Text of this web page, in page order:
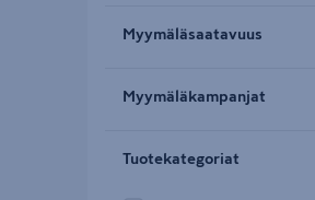
Myymäläsaatavuus
Myymäläkampanjat
Tuotekategoriat